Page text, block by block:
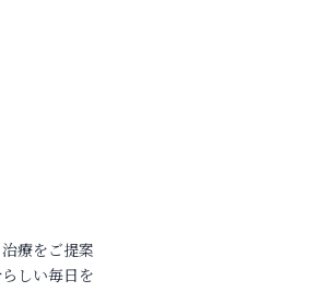
療をご提案
しい毎日を